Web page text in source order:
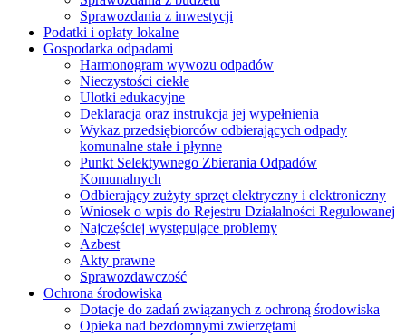
Sprawozdania z inwestycji
Podatki i opłaty lokalne
Gospodarka odpadami
Harmonogram wywozu odpadów
Nieczystości ciekłe
Ulotki edukacyjne
Deklaracja oraz instrukcja jej wypełnienia
Wykaz przedsiębiorców odbierających odpady
komunalne stałe i płynne
Punkt Selektywnego Zbierania Odpadów
Komunalnych
Odbierający zużyty sprzęt elektryczny i elektroniczny
Wniosek o wpis do Rejestru Działalności Regulowanej
Najczęściej występujące problemy
Azbest
Akty prawne
Sprawozdawczość
Ochrona środowiska
Dotacje do zadań związanych z ochroną środowiska
Opieka nad bezdomnymi zwierzętami